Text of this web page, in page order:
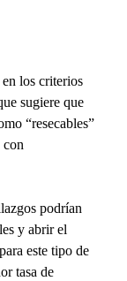
los criterios
sugiere que
“resecables”
con
podrían
y abrir el
este tipo de
tasa de